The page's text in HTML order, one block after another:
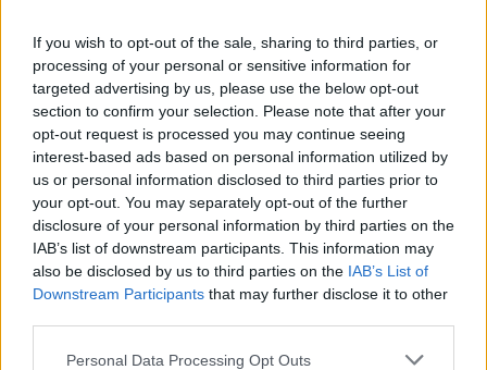
If you wish to opt-out of the sale, sharing to third parties, or
processing of your personal or sensitive information for
targeted advertising by us, please use the below opt-out
section to confirm your selection. Please note that after your
opt-out request is processed you may continue seeing
interest-based ads based on personal information utilized by
us or personal information disclosed to third parties prior to
your opt-out. You may separately opt-out of the further
disclosure of your personal information by third parties on the
IAB’s list of downstream participants. This information may
also be disclosed by us to third parties on the IAB’s List of
Downstream Participants that may further disclose it to other
Personal Data Processing Opt Outs
V SFŽP jako ředitel sekce odpovídal za oblast strategického
financování a mezinárodních programů, dlouhodobě také
koordinuje implementaci Modernizačního fondu a za ČR
působí v jeho Investičním výboru.
O rezignaci jeho předchůdce Smrže informoval na začátku
června webEcho24.czs dovětkem, že Smrž vedle svého
zvolení do dozorčí rady ČEZ zamíří také do poradního
sboru premiéra Andreje Babiše (ANO). Důvodem Smržovy
rezignace na pozici náměstka byl podle webu fakt, že
podle zákona o střetu zájmů nebyla funkce slučitelná se
členstvím v dozorčí radě podnikající právnické osoby.